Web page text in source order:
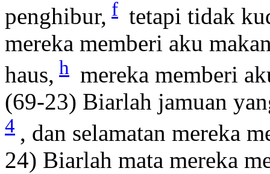
penghibur, f tetapi tidak
mereka memberi aku
haus, h mereka memberi
(69-23) Biarlah jamuan
4 , dan selamatan mereka
24) Biarlah mata mereka